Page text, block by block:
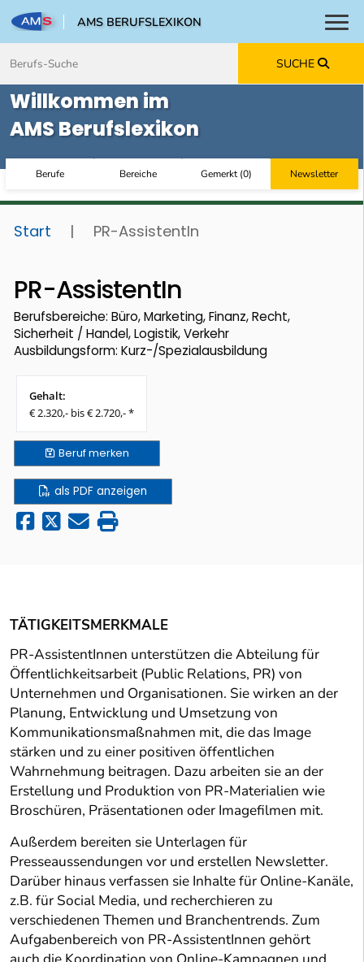
AMS BERUFSLEXIKON
SUCHE
Willkommen im
AMS Berufslexikon
Berufe Bereiche Gemerkt(0) Newsletter
Start | PR-AssistentIn
PR-AssistentIn
Berufsbereiche: Büro, Marketing, Finanz, Recht,
Sicherheit / Handel, Logistik, Verkehr
Ausbildungsform: Kurz-/Spezialausbildung
Gehalt:
€ 2.320,- bis € 2.720,- *
Berufmerken
als PDF anzeigen
TÄTIGKEITSMERKMALE
PR-AssistentInnen unterstützen die Abteilung für
Öffentlichkeitsarbeit (Public Relations, PR) von
Unternehmen und Organisationen. Sie wirken an der
Planung, Entwicklung und Umsetzung von
Kommunikationsmaßnahmen mit, die das Image
stärken und zu einer positiven öffentlichen
Wahrnehmung beitragen. Dazu arbeiten sie an der
Erstellung und Produktion von PR-Materialien wie
Broschüren, Präsentationen oder Imagefilmen mit.
Außerdem bereiten sie Unterlagen für
Presseaussendungen vor und erstellen Newsletter.
Darüber hinaus verfassen sie Inhalte für Online-Kanäle,
z.B. für Social Media, und recherchieren zu
verschiedenen Themen und Branchentrends. Zum
Aufgabenbereich von PR-AssistentInnen gehört